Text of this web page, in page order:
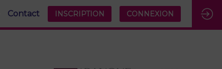
Contact INSCRIPTION CONNEXION